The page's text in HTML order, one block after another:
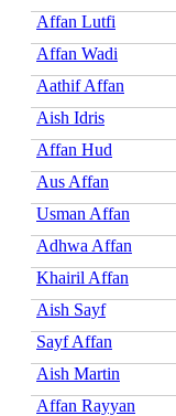
Affan Lutfi
Affan Wadi
Aathif Affan
Aish Idris
Affan Hud
Aus Affan
Usman Affan
Adhwa Affan
Khairil Affan
Aish Sayf
Sayf Affan
Aish Martin
Affan Rayyan